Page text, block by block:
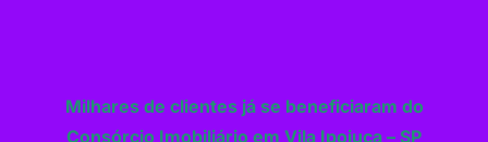
Milhares de clientes já se beneficiaram do
Consórcio Imobiliário em Vila Ipojuca – SP